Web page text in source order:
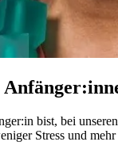
bist, bei
Stress und